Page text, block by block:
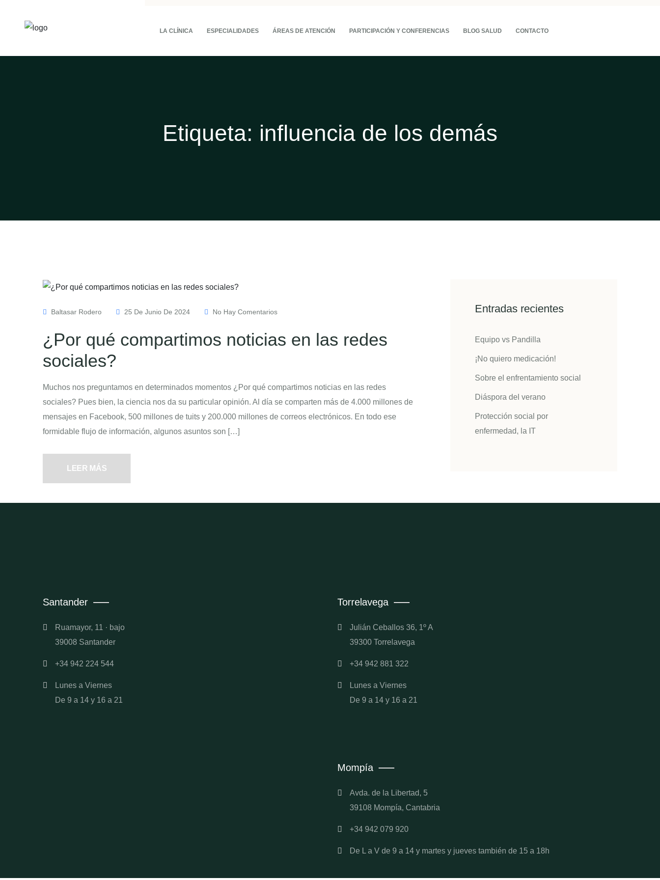
LA CLÍNICA ESPECIALIDADES ÁREAS DE ATENCIÓN PARTICIPACIÓN Y CONFERENCIAS BLOG SALUD CONTACTO
Etiqueta: influencia de los demás
Baltasar Rodero 25 De Junio De 2024 No Hay Comentarios
¿Por qué compartimos noticias en las redes
sociales?
Muchos nos preguntamos en determinados momentos ¿Por qué compartimos noticias en las redes
sociales? Pues bien, la ciencia nos da su particular opinión. Al día se comparten más de 4.000 millones de
mensajes en Facebook, 500 millones de tuits y 200.000 millones de correos electrónicos. En todo ese
formidable flujo de información, algunos asuntos son […]
LEER MÁS
Entradas recientes
Equipo vs Pandilla
¡No quiero medicación!
Sobre el enfrentamiento social
Diáspora del verano
Protección social por
enfermedad, la IT
Santander
Ruamayor, 11 · bajo
39008 Santander
+34 942 224 544
Lunes a Viernes
De 9 a 14 y 16 a 21
Torrelavega
Julián Ceballos 36, 1º A
39300 Torrelavega
+34 942 881 322
Lunes a Viernes
De 9 a 14 y 16 a 21
Mompía
Avda. de la Libertad, 5
39108 Mompía, Cantabria
+34 942 079 920
De L a V de 9 a 14 y martes y jueves también de 15 a 18h